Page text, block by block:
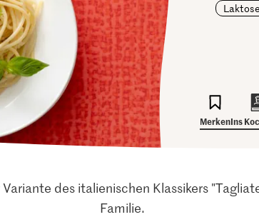
MerkenIns
des italienischen Klassikers
Familie.